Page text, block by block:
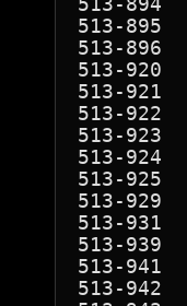
513-895
513-896
513-920
513-921
513-922
513-923
513-924
513-925
513-929
513-931
513-939
513-941
513-942